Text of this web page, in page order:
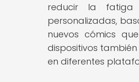
reducir la fatiga
personalizadas,
nuevos cómics
dispositivos
en diferentes